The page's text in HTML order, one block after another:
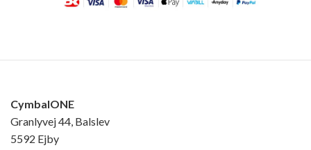
CymbalONE
Granlyvej 44, Balslev
5592 Ejby